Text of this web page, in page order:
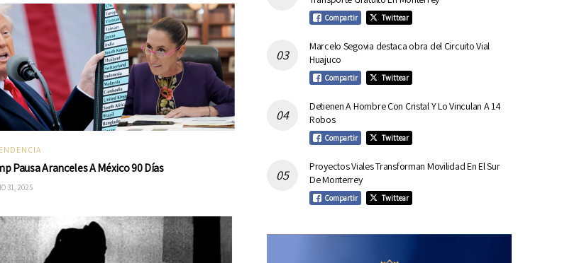
Pausa Aranceles A México 90 Días
31, 2025
Compartir Twittear
Marcelo Segovia destaca obra del Circuito Vial
Huajuco
Compartir Twittear
Detienen A Hombre Con Cristal Y Lo Vinculan A 14
Robos
Compartir Twittear
Proyectos Viales Transforman Movilidad En El Sur
De Monterrey
Compartir Twittear